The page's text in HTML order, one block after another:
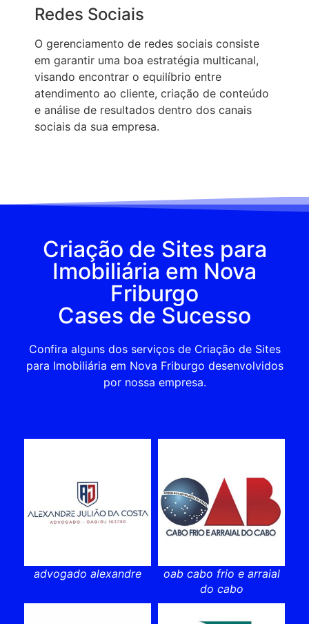
Redes Sociais
O gerenciamento de redes sociais consiste
em garantir uma boa estratégia multicanal,
visando encontrar o equilíbrio entre
atendimento ao cliente, criação de conteúdo
e análise de resultados dentro dos canais
sociais da sua empresa.
Criação de Sites para
Imobiliária em Nova
Friburgo
Cases de Sucesso
Confira alguns dos serviços de Criação de Sites
para Imobiliária em Nova Friburgo desenvolvidos
por nossa empresa.
advogado alexandre
oab cabo frio e arraial
do cabo